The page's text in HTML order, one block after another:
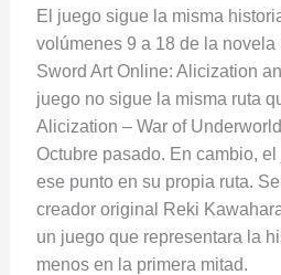
El juego sigue la misma
volúmenes 9 a 18 de la novela
Sword Art Online: Alicization
juego no sigue la misma ruta
Alicization – War of
Octubre pasado. En cambio,
ese punto en su propia ruta.
creador original Reki
un juego que representara la
menos en la primera mitad.